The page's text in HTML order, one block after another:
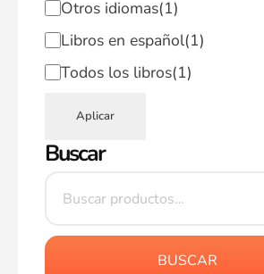
Otros idiomas(1)
Libros en español(1)
Todos los libros(1)
Aplicar
Buscar
BUSCAR